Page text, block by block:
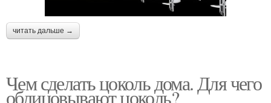
читать дальше →
Чем сделать цоколь дома. Для чего
облицовывают цоколь?